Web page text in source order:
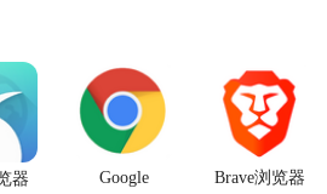
器
Google
Brave浏览器